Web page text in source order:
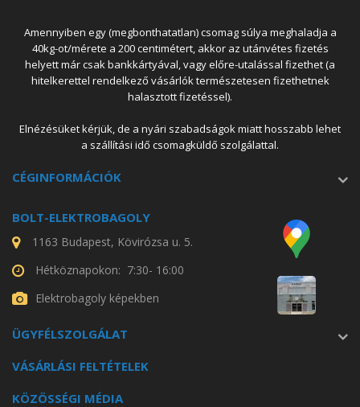
Amennyiben egy (megbonthatatlan) csomag súlya meghaladja a
40kg-ot/mérete a 200 centimétert, akkor az utánvétes fizetés
helyett már csak bankkártyával, vagy előre-utalással fizethet (a
hitelkerettel rendelkező vásárlók természetesen fizethetnek
halasztott fizetéssel).
Elnézésüket kérjük, de a nyári szabadságok miatt hosszabb lehet
a szállítási idő csomagküldő szolgálattal.
CÉGINFORMÁCIÓK
BOLT-ELEKTROBAGOLY
1163 Budapest, Kövirózsa u. 5.
Hétköznapokon: 7:30- 16:00
Elektrobagoly képekben
ÜGYFÉLSZOLGÁLAT
VÁSÁRLÁSI FELTÉTELEK
KÖZÖSSÉGI MÉDIA